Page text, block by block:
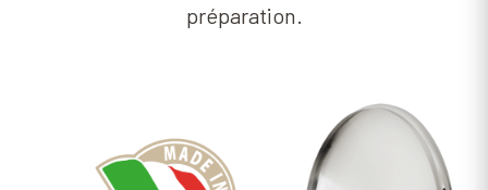
préparation.